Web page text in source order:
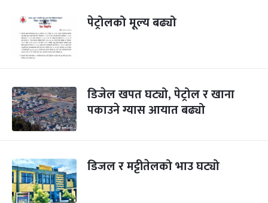
पेट्रोलको मूल्य बढ्यो
डिजेल खपत घट्यो, पेट्रोल र खाना
पकाउने ग्यास आयात बढ्यो
डिजल र मट्टीतेलको भाउ घट्यो